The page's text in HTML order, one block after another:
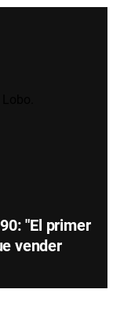
"El primer
vender